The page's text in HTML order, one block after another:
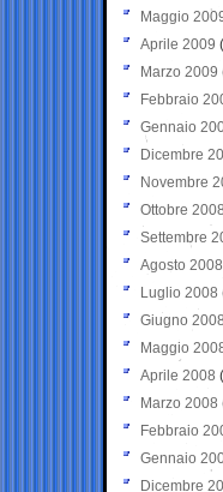
Maggio
Aprile 2009
Marzo 2009
Febbraio
Gennaio
Dicembre
Novembre
Ottobre 2008
Settembre
Agosto 2008
Luglio 2008
Giugno 2008
Maggio
Aprile 2008
Marzo 2008
Febbraio
Gennaio
Dicembre